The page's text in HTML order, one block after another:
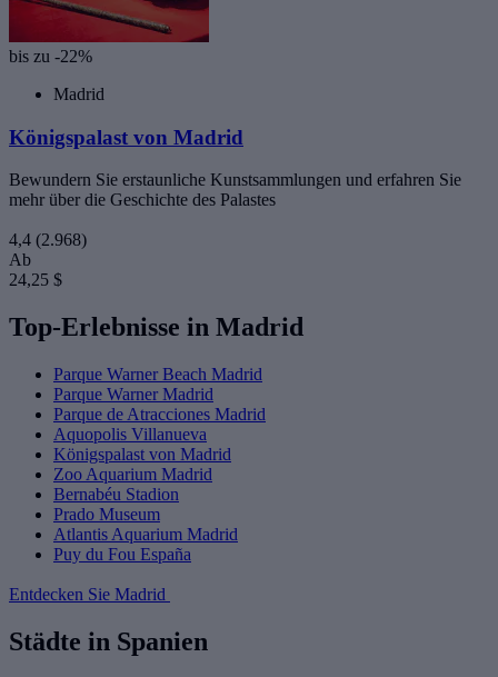
bis zu -22%
Madrid
Königspalast von Madrid
Bewundern Sie erstaunliche Kunstsammlungen und erfahren Sie
mehr über die Geschichte des Palastes
4,4 (2.968)
Ab
24,25 $
Top-Erlebnisse in Madrid
Parque Warner Beach Madrid
Parque Warner Madrid
Parque de Atracciones Madrid
Aquopolis Villanueva
Königspalast von Madrid
Zoo Aquarium Madrid
Bernabéu Stadion
Prado Museum
Atlantis Aquarium Madrid
Puy du Fou España
Entdecken Sie Madrid
Städte in Spanien